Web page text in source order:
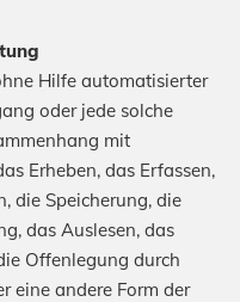
Hilfe automatisierter
oder jede solche
mit
Erheben, das Erfassen,
die Speicherung, die
das Auslesen, das
Offenlegung durch
eine andere Form der